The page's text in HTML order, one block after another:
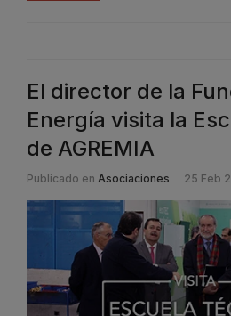
El director de la
Energía visita la
de AGREMIA
Publicado en Asociaciones 25 Feb